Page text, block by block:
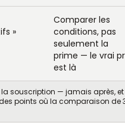
»
Comparer les
conditions, pas
seulement la
prime — le vrai
est là
la souscription — jamais après, et
points où la comparaison de